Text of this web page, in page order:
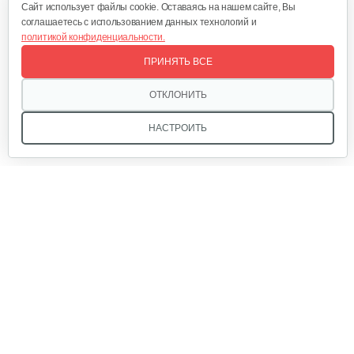
Мотокультиватор бензиновый…
Cайт использует файлы cookie. Оставаясь на нашем сайте, Вы
соглашаетесь с использованием данных технологий и
политикой конфиденциальности.
НАСТРОИТЬ
ОТКЛОНИТЬ
ПРИНЯТЬ ВСЕ